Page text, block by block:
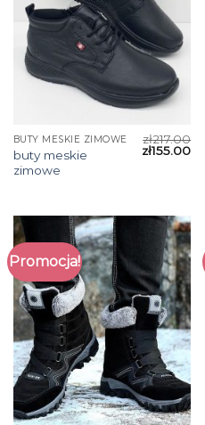
BUTY MESKIE ZIMOWE
buty meskie
zimowe
zł217.00
zł155.00
Promocja!